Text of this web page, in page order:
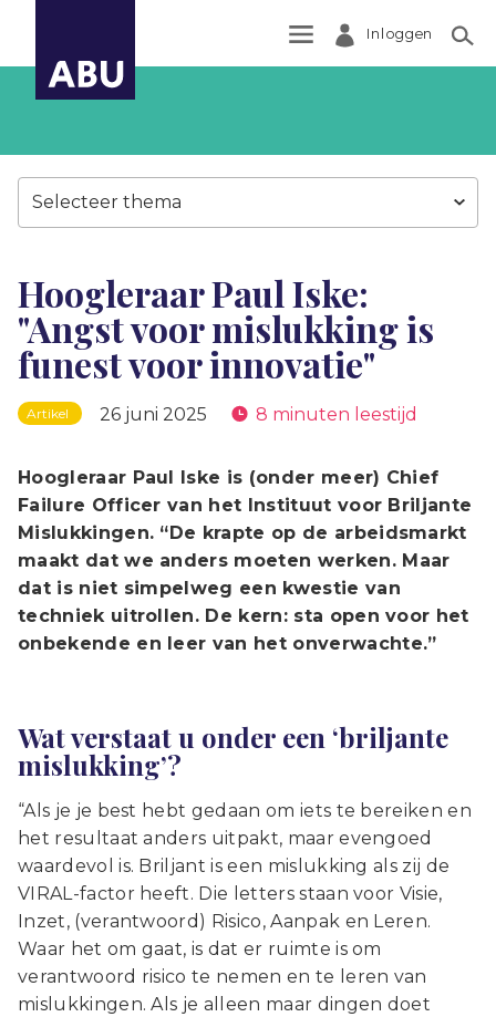
Inloggen
Selecteer thema
Hoogleraar Paul Iske:
"Angst voor mislukking is
funest voor innovatie"
Artikel 26 juni 2025 8 minuten leestijd
Hoogleraar Paul Iske is (onder meer) Chief
Failure Officer van het Instituut voor Briljante
Mislukkingen. “De krapte op de arbeidsmarkt
maakt dat we anders moeten werken. Maar
dat is niet simpelweg een kwestie van
techniek uitrollen. De kern: sta open voor het
onbekende en leer van het onverwachte.”
Wat verstaat u onder een ‘briljante
mislukking’?
“Als je je best hebt gedaan om iets te bereiken en
het resultaat anders uitpakt, maar evengoed
waardevol is. Briljant is een mislukking als zij de
VIRAL-factor heeft. Die letters staan voor Visie,
Inzet, (verantwoord) Risico, Aanpak en Leren.
Waar het om gaat, is dat er ruimte is om
verantwoord risico te nemen en te leren van
mislukkingen. Als je alleen maar dingen doet